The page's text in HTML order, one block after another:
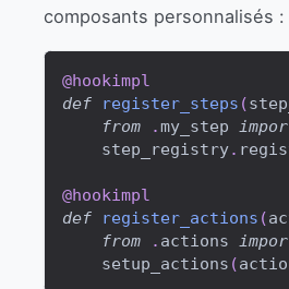
composants personnalisés :
@hookimpl
def
register_steps (
from
.my_step
    step_registry
.
@hookimpl
def
register_actions (
from
. actions
    setup_actions
(